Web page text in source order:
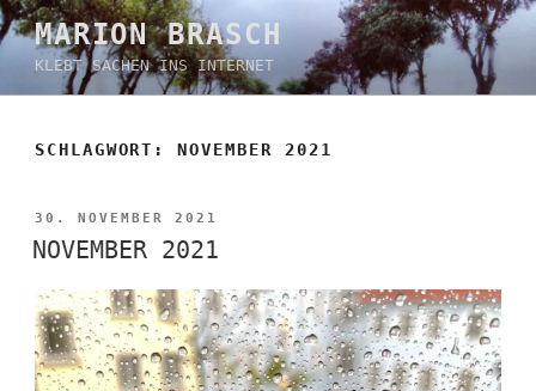
Zum
Inhalt
springen
MARION BRASCH
KLEBT SACHEN INS INTERNET
SCHLAGWORT:NOVEMBER 2021
VERÖFFENTLICHT
AM
30. NOVEMBER 2021
NOVEMBER 2021